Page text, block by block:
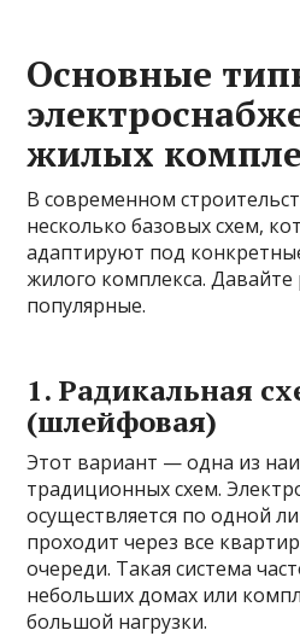
Основные
жилых
В современном
несколько базовых схем,
адаптируют под
жилого комплекса.
популярные.
1. Радикальная
(шлейфовая)
Этот вариант — одна из
традиционных схем.
осуществляется по одной
проходит через все
очереди. Такая система
небольших домах или
большой нагрузки.